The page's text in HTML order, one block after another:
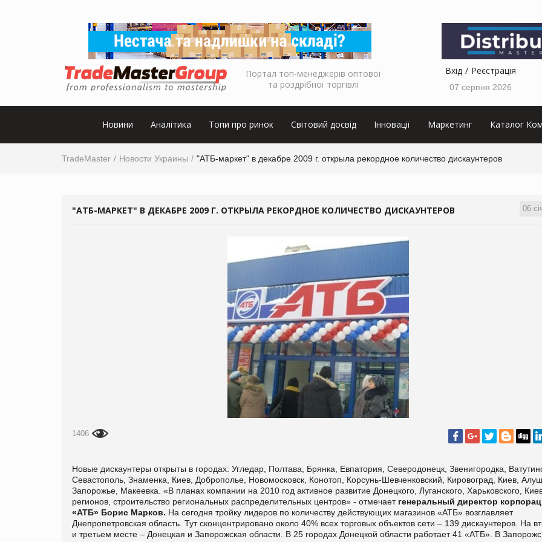
Портал топ-менеджерів оптової
та роздрібної торгівлі
Вхід Реєстрація
07 серпня 2026
Новини Аналітика Топи про ринок Світовий досвід Інновації Маркетинг Каталог
TradeMaster Новости Украины "АТБ-маркет" в декабре 2009 г. открыла рекордное количество дискаунтеров
06
"АТБ-МАРКЕТ" В ДЕКАБРЕ 2009 Г. ОТКРЫЛА РЕКОРДНОЕ КОЛИЧЕСТВО ДИСКАУНТЕРОВ
1406
Новые дискаунтеры открыты в городах: Угледар, Полтава, Брянка, Евпатория, Северодонецк, Звенигородка,
Севастополь, Знаменка, Киев, Доброполье, Новомосковск, Конотоп, Корсунь-Шевченковский, Кировоград, Киев,
Запорожье, Макеевка. «В планах компании на 2010 год активное развитие Донецкого, Луганского, Харьковского,
регионов, строительство региональных распределительных центров» - отмечаетгенеральный директор
«АТБ» Борис Марков. На сегодня тройку лидеров по количеству действующих магазинов «АТБ» возглавляет
Днепропетровская область. Тут сконцентрировано около 40% всех торговых объектов сети – 139 дискаунтеров. На
и третьем месте – Донецкая и Запорожская области. В 25 городах Донецкой области работает 41 «АТБ». В